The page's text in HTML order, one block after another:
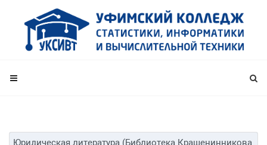
Юридическая литература (Библиотека Крашенинникова